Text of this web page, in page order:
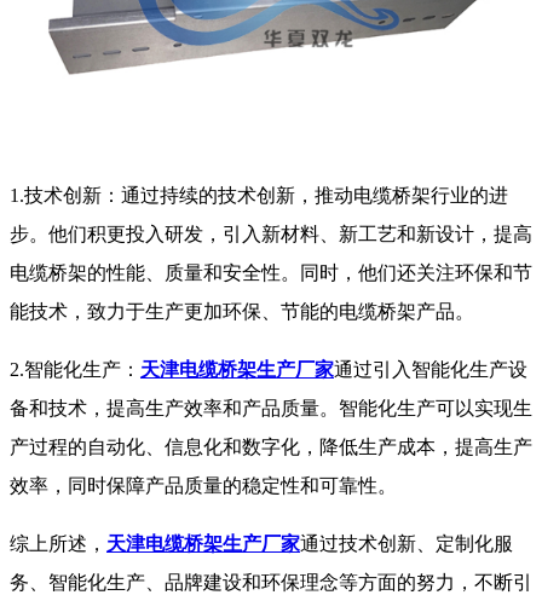
1.技术创新：通过持续的技术创新，推动电缆桥架行业的进
步。他们积更投入研发，引入新材料、新工艺和新设计，提高
电缆桥架的性能、质量和安全性。同时，他们还关注环保和节
能技术，致力于生产更加环保、节能的电缆桥架产品。
2.智能化生产： 天津电缆桥架生产厂家通过引入智能化生产设
备和技术，提高生产效率和产品质量。智能化生产可以实现生
产过程的自动化、信息化和数字化，降低生产成本，提高生产
效率，同时保障产品质量的稳定性和可靠性。
综上所述， 天津电缆桥架生产厂家通过技术创新、定制化服
务、智能化生产、品牌建设和环保理念等方面的努力，不断引